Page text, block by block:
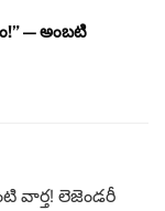
— అంబటి
వార్త! లెజెండరీ